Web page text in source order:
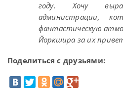
году. Хочу
администрации,
фантастическую
Йоркшира за их
Поделиться с друзьями: